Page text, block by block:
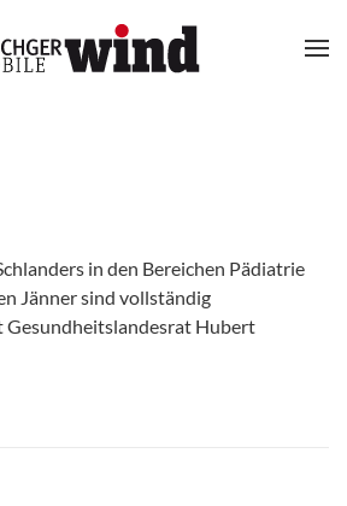
in den Bereichen Pädiatrie
Jänner sind vollständig
Gesundheitslandesrat Hubert